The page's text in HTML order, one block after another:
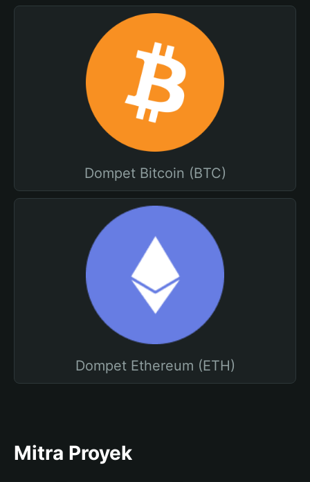
Dompet Bitcoin (BTC)
Dompet Ethereum (ETH)
Mitra Proyek